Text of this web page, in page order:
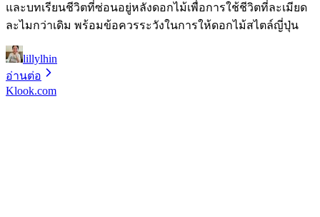
และบทเรียนชีวิตที่ซ่อนอยู่หลังดอกไม้เพื่อการใช้ชีวิตที่ละเมียด
ละไมกว่าเดิม พร้อมข้อควรระวังในการให้ดอกไม้สไตล์ญี่ปุ่น
lillylhin
อ่านต่อ
Klook.com